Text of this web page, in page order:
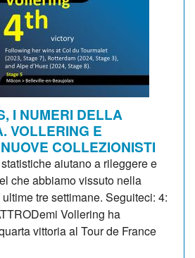
I NUMERI DELLA
VOLLERING E
COLLEZIONISTI
aiutano a rileggere e
che abbiamo vissuto nella
tre settimane. Seguiteci: 4:
Vollering ha
vittoria al Tour de France